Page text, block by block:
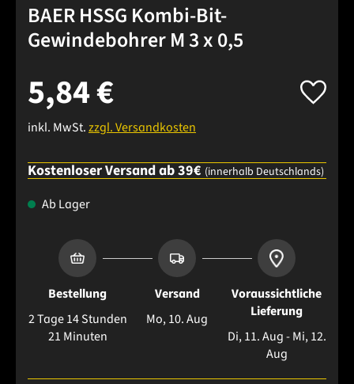
BAER HSSG Kombi-Bit-
Gewindebohrer M 3 x 0,5
5,84 €
inkl. MwSt.zzgl. Versandkosten
Kostenloser Versand ab 39€ (innerhalb Deutschlands)
Ab Lager
Bestellung
2 Tage 14 Stunden
21 Minuten
Versand
Mo, 10. Aug
Voraussichtliche
Lieferung
Di, 11. Aug - Mi, 12.
Aug